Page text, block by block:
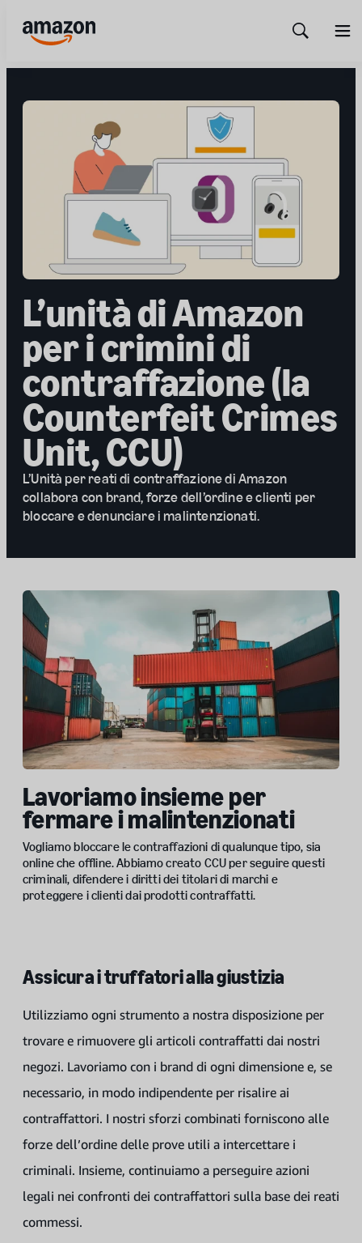
Show
L’unità di Amazon
per i crimini di
contraffazione (la
Counterfeit Crimes
Unit, CCU)
L’Unità per reati di contraffazione di Amazon
collabora con brand, forze dell’ordine e clienti per
bloccare e denunciare i malintenzionati.
Lavoriamo insieme per
fermare i malintenzionati
Vogliamo bloccare le contraffazioni di qualunque tipo, sia
online che offline. Abbiamo creato CCU per seguire questi
criminali, difendere i diritti dei titolari di marchi e
proteggere i clienti dai prodotti contraffatti.
Assicura i truffatori alla giustizia
Utilizziamo ogni strumento a nostra disposizione per
trovare e rimuovere gli articoli contraffatti dai nostri
negozi. Lavoriamo con i brand di ogni dimensione e, se
necessario, in modo indipendente per risalire ai
contraffattori. I nostri sforzi combinati forniscono alle
forze dell’ordine delle prove utili a intercettare i
criminali. Insieme, continuiamo a perseguire azioni
legali nei confronti dei contraffattori sulla base dei reati
commessi.